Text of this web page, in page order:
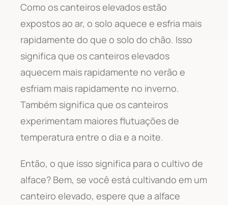
Como os canteiros elevados estão
expostos ao ar, o solo aquece e esfria mais
rapidamente do que o solo do chão. Isso
significa que os canteiros elevados
aquecem mais rapidamente no verão e
esfriam mais rapidamente no inverno.
Também significa que os canteiros
experimentam maiores flutuações de
temperatura entre o dia e a noite.
Então, o que isso significa para o cultivo de
alface? Bem, se você está cultivando em um
canteiro elevado, espere que a alface